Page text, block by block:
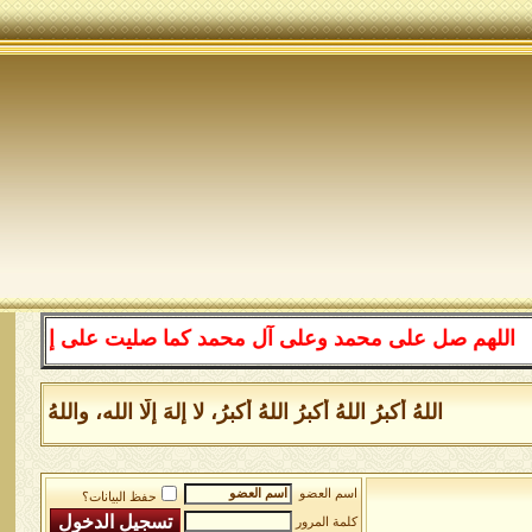
صل على محمد وعلى آل محمد كما صليت على إبراهيم وعلى
اللهُ أكبرُ اللهُ أكبرُ اللهُ أكبرُ، لا إلهَ إلَّا الله، واللهُ
اسم العضو
حفظ البيانات؟
كلمة المرور